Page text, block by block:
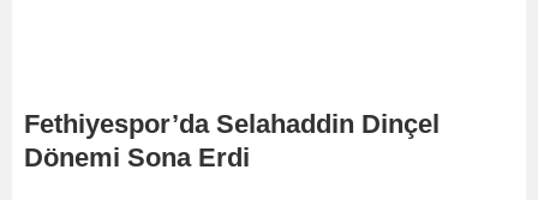
Fethiyespor’da Selahaddin Dinçel
Dönemi Sona Erdi